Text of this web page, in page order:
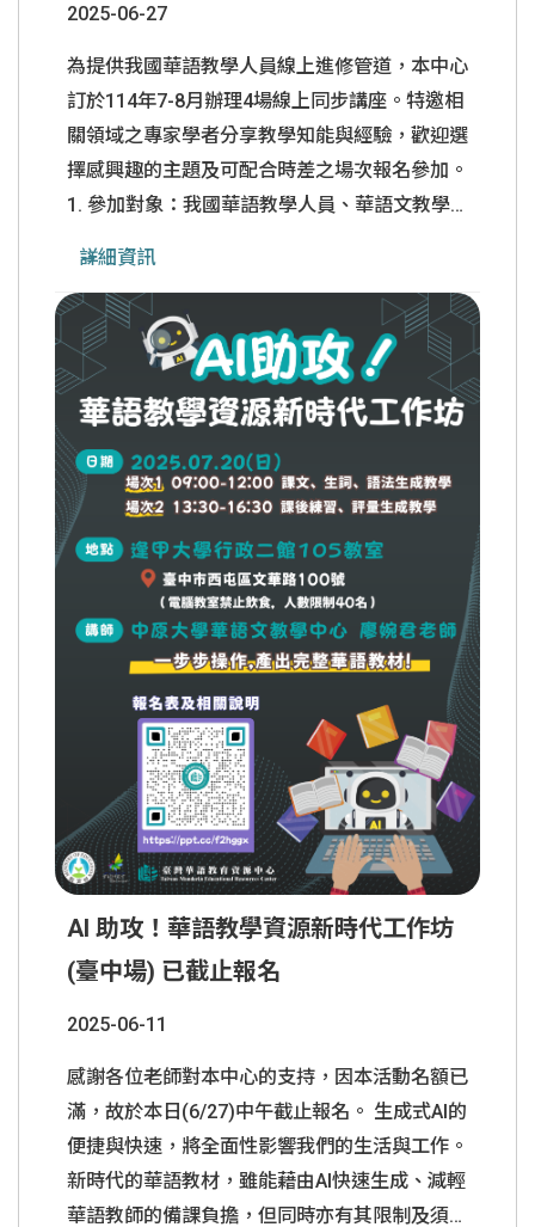
2025-06-27
為提供我國華語教學人員線上進修管道，本中心
訂於114年7-8月辦理4場線上同步講座。特邀相
關領域之專家學者分享教學知能與經驗，歡迎選
擇感興趣的主題及可配合時差之場次報名參加。
1. 參加對象：我國華語教學人員、華語文教學
者。 2. 報名網址：
https://forms.gle/UZLZ1wrS4sT9eQPD7 3. 報
名截止：臺灣時間114年7月14日(一)上午10點
前完成線上報名。 4. 培訓證書：每場講座須完
成線上簽到及課後滿意度問卷，方可領取系......
詳細資訊
AI 助攻！華語教學資源新時代工作坊
(臺中場) 已截止報名
2025-06-11
感謝各位老師對本中心的支持，因本活動名額已
滿，故於本日(6/27)中午截止報名。 生成式AI的
便捷與快速，將全面性影響我們的生活與工作。
新時代的華語教材，雖能藉由AI快速生成、減輕
華語教師的備課負擔，但同時亦有其限制及須注